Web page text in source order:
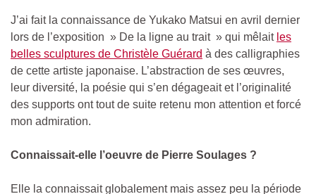
J’ai fait la connaissance de Yukako Matsui en avril dernier
lors de l’exposition » De la ligne au trait » qui mêlait les
belles sculptures de Christèle Guérard à des calligraphies
de cette artiste japonaise. L’abstraction de ses œuvres,
leur diversité, la poésie qui s’en dégageait et l’originalité
des supports ont tout de suite retenu mon attention et forcé
mon admiration.
Connaissait-elle l’oeuvre de Pierre Soulages ?
Elle la connaissait globalement mais assez peu la période